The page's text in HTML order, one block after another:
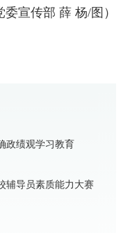
宣传部 薛 杨/图）
政绩观学习教育
辅导员素质能力大赛